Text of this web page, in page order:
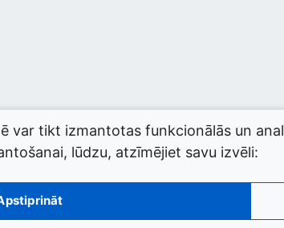
var tikt izmantotas funkcionālās un
lūdzu, atzīmējiet savu izvēli: